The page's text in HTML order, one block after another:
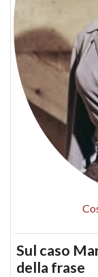
Sul caso
della frase